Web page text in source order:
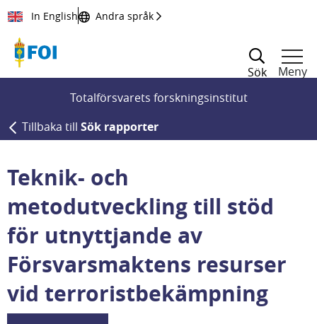
Till innehållet
In English Andra språk
Sök
Meny
Totalförsvarets forskningsinstitut
Tillbaka till Sök rapporter
Teknik- och
metodutveckling till stöd
för utnyttjande av
Försvarsmaktens resurser
vid terroristbekämpning